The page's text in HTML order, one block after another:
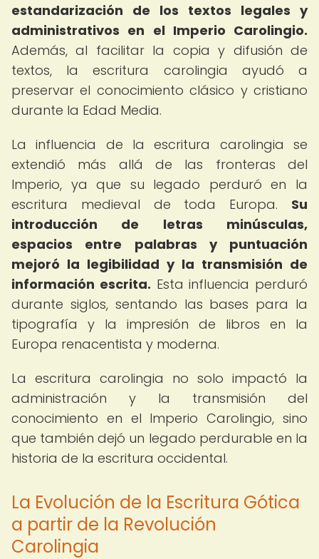
estandarización de los textos legales y
administrativos en el Imperio Carolingio.
Además, al facilitar la copia y difusión de
textos, la escritura carolingia ayudó a
preservar el conocimiento clásico y cristiano
durante la Edad Media.
La influencia de la escritura carolingia se
extendió más allá de las fronteras del
Imperio, ya que su legado perduró en la
escritura medieval de toda Europa. Su
introducción de letras minúsculas,
espacios entre palabras y puntuación
mejoró la legibilidad y la transmisión de
información escrita. Esta influencia perduró
durante siglos, sentando las bases para la
tipografía y la impresión de libros en la
Europa renacentista y moderna.
La escritura carolingia no solo impactó la
administración y la transmisión del
conocimiento en el Imperio Carolingio, sino
que también dejó un legado perdurable en la
historia de la escritura occidental.
La Evolución de la Escritura Gótica
a partir de la Revolución
Carolingia